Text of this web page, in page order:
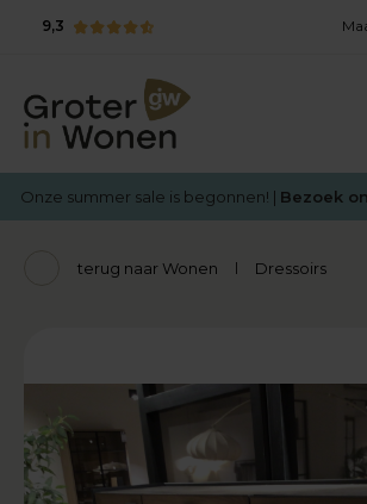
9,3
Onze summer sale is begonnen! | Bezoek
terug naar Wonen Dressoirs